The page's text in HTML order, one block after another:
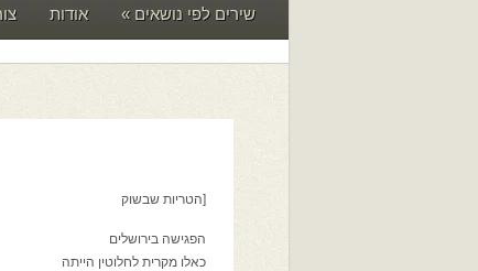
שירים לפי נושאים » אודות
[הטריות שבשוק
הפגישה בירושלים
כאלו מקרית לחלוטין הייתה